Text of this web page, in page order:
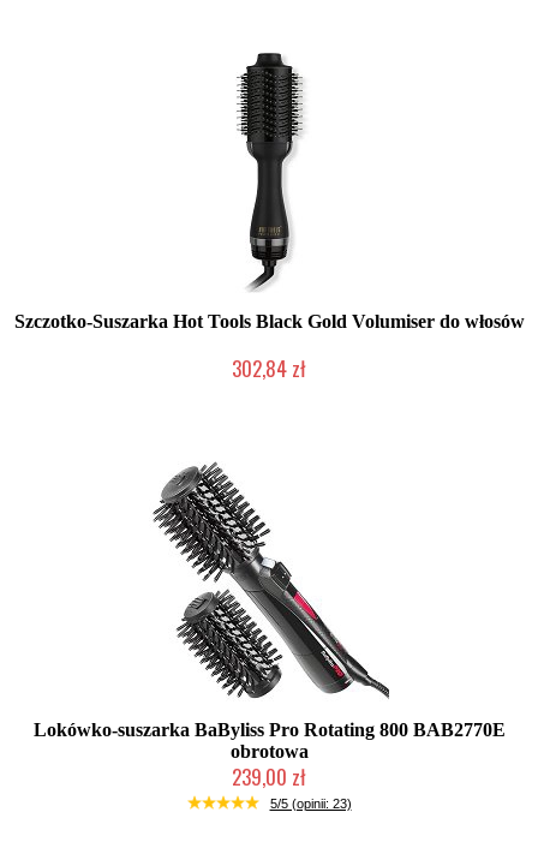
Szczotko-Suszarka Hot Tools Black Gold Volumiser do włosów
302,84 zł
Lokówko-suszarka BaByliss Pro Rotating 800 BAB2770E
obrotowa
239,00 zł
Chwilowo niedostępny
5/5 (opinii: 23)